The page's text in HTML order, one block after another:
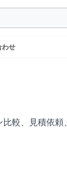
わせ
較、見積依頼